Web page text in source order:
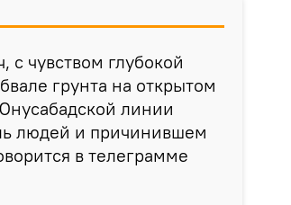
чувством глубокой
грунта на открытом
линии
людей и причинившем
в телеграмме